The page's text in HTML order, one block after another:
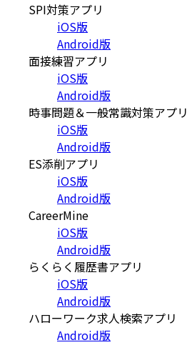
SPI対策アプリ
iOS版
Android版
面接練習アプリ
iOS版
Android版
時事問題＆一般常識対策アプリ
iOS版
Android版
ES添削アプリ
iOS版
Android版
CareerMine
iOS版
Android版
らくらく履歴書アプリ
iOS版
Android版
ハローワーク求人検索アプリ
Android版